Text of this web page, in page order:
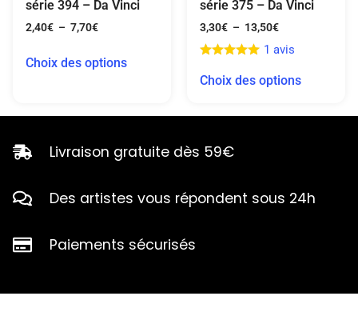
série 394 – Da Vinci
2,40€ – 7,70€
Choix des options
série 375 – Da Vinci
3,30€ – 13,50€
1 avis
Choix des options
Livraison gratuite dès 59€
Des artistes vous répondent sous 24h
Paiements sécurisés